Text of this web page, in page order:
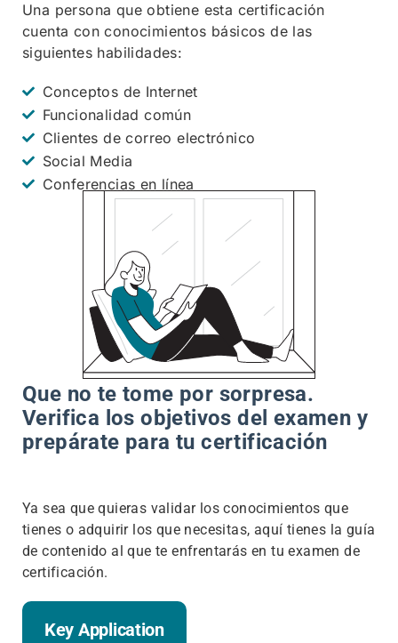
Una persona que obtiene esta certificación
cuenta con conocimientos básicos de las
siguientes habilidades:
Conceptos de Internet
Funcionalidad común
Clientes de correo electrónico
Social Media
Conferencias en línea
Que no te tome por sorpresa.
Verifica los objetivos del examen y
prepárate para tu certificación
Ya sea que quieras validar los conocimientos que
tienes o adquirir los que necesitas, aquí tienes la guía
de contenido al que te enfrentarás en tu examen de
certificación.
Key Application